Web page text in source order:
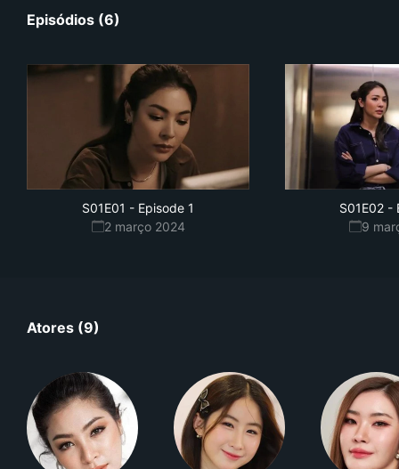
Episódios (6)
S01E01 - Episode 1
2 março 2024
S01E02 -
9
Atores (9)